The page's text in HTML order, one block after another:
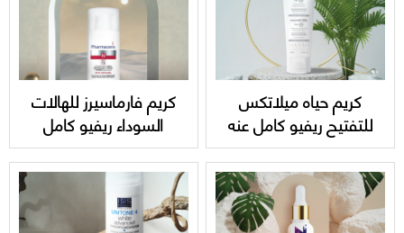
كريم حياه ميلاتكس
للتفتيح ريفيو كامل عنه
واسعاره hayah Melatex
cream SPF 50
كريم فارماسيرز للهالات
السوداء ريفيو كامل
واسعاره pharmaceris anti
dark circles